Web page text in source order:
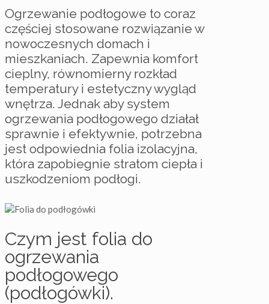
Ogrzewanie podłogowe to coraz
częściej stosowane rozwiązanie w
nowoczesnych domach i
mieszkaniach. Zapewnia komfort
cieplny, równomierny rozkład
temperatury i estetyczny wygląd
wnętrza. Jednak aby system
ogrzewania podłogowego działał
sprawnie i efektywnie, potrzebna
jest odpowiednia folia izolacyjna,
która zapobiegnie stratom ciepła i
uszkodzeniom podłogi.
Czym jest folia do
ogrzewania
podłogowego
(podłogówki).